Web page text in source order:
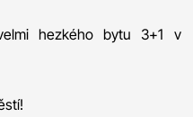
hezkého bytu 3+1 v